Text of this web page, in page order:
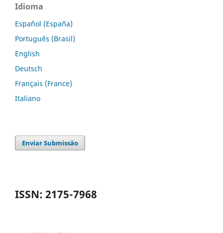
Idioma
Español (España)
Português (Brasil)
English
Deutsch
Français (France)
Italiano
Enviar Submissão
ISSN: 2175-7968